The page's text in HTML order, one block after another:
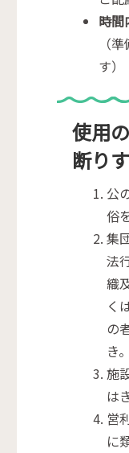
時間
（
す）
使用
断り
公
俗
集
法
織
く
の
き。
施
は
営
に